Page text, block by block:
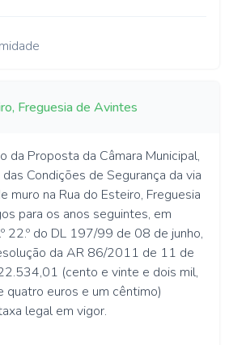
Freguesia de Avintes
da Proposta da Câmara Municipal,
Condições de Segurança da via
muro na Rua do Esteiro, Freguesia
para os anos seguintes, em
22.º do DL 197/99 de 08 de junho,
da AR 86/2011 de 11 de
(cento e vinte e dois mil,
quatro euros e um cêntimo)
legal em vigor.